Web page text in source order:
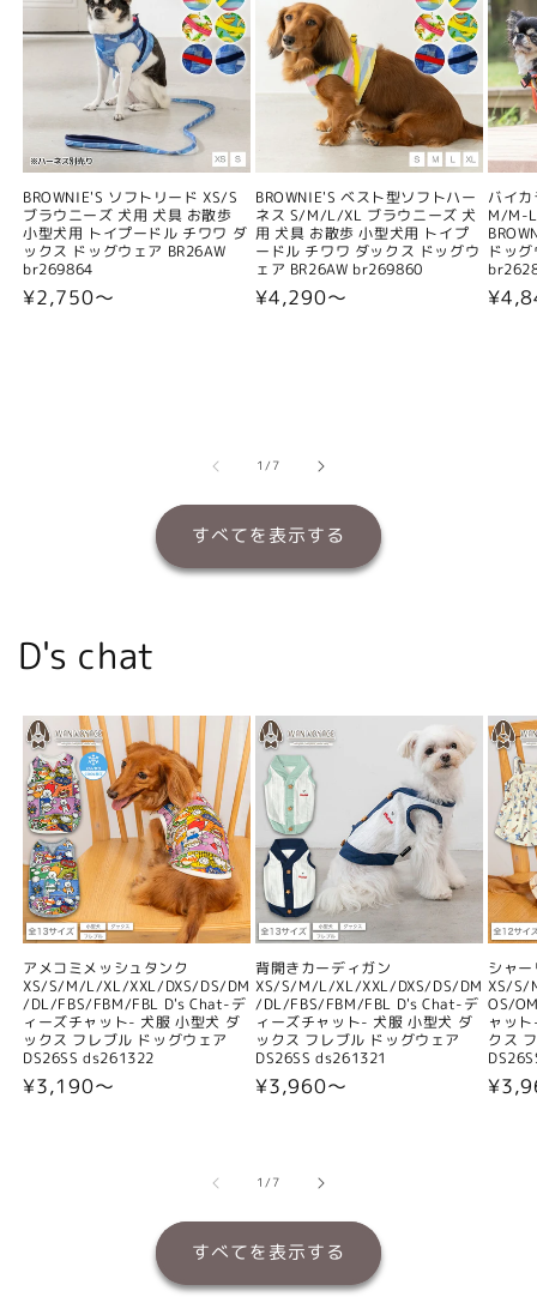
BROWNIE'S ソフトリード XS/S
ブラウニーズ 犬用 犬具 お散歩
小型犬用 トイプードル チワワ ダ
ックス ドッグウェア BR26AW
br269864
通
¥2,750〜
BROWNIE'S ベスト型ソフトハー
ネス S/M/L/XL ブラウニーズ 犬
用 犬具 お散歩 小型犬用 トイプ
ードル チワワ ダックス ドッグウ
ェア BR26AW br269860
通
¥4,290〜
バイ
M/M-
ドッ
通
1/の
7
すべてを表示する
D's chat
アメコミメッシュタンク
XS/S/M/L/XL/XXL/DXS/DS/DM
/DL/FBS/FBM/FBL D's Chat-デ
ィーズチャット- 犬服 小型犬 ダ
ックス フレブル ドッグウェア
DS26SS ds261322
通
¥3,190〜
背開きカーディガン
XS/S/M/L/XL/XXL/DXS/DS/DM
/DL/FBS/FBM/FBL D's Chat-デ
ィーズチャット- 犬服 小型犬 ダ
ックス フレブル ドッグウェア
DS26SS ds261321
通
¥3,960〜
シャ
XS/
OS/
ャッ
クス
通
1/の
7
すべてを表示する